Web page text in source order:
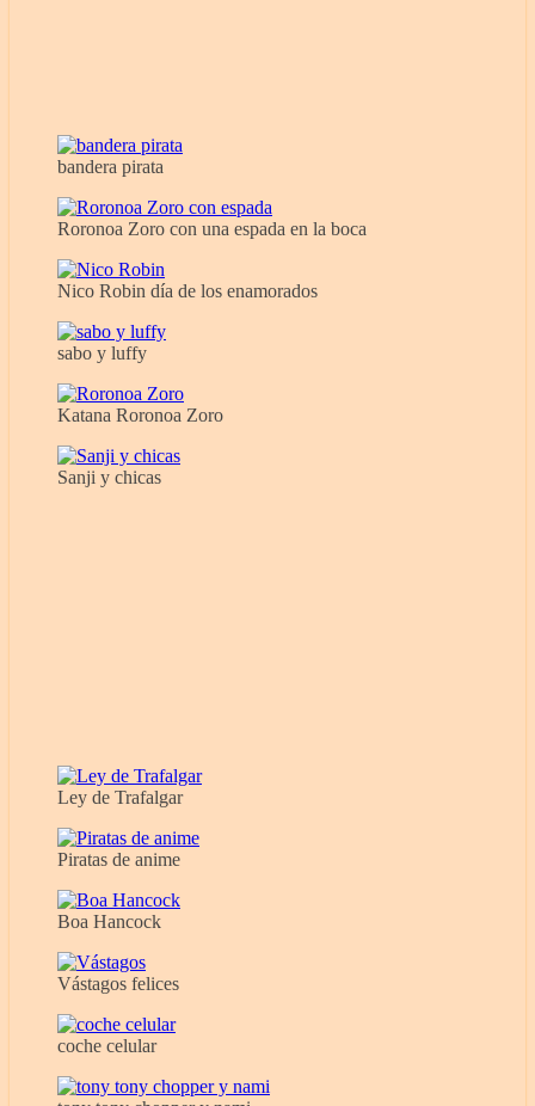
bandera pirata
Roronoa Zoro con una espada en la boca
Nico Robin día de los enamorados
sabo y luffy
Katana Roronoa Zoro
Sanji y chicas
Ley de Trafalgar
Piratas de anime
Boa Hancock
Vástagos felices
coche celular